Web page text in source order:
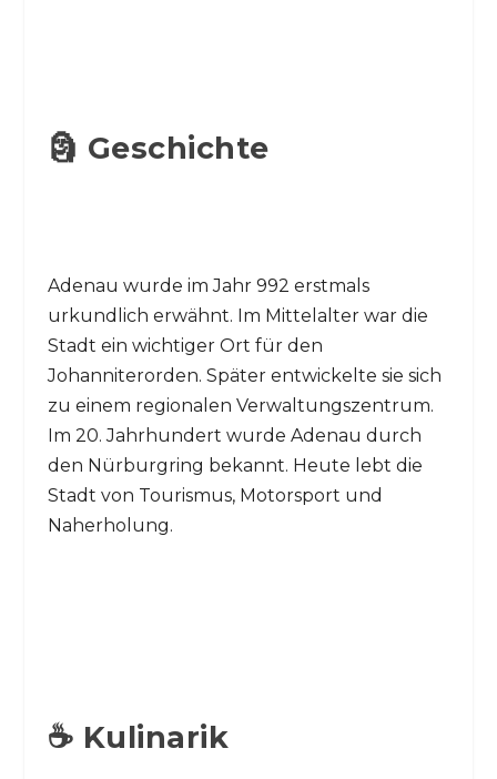
🗿 Geschichte
Adenau wurde im Jahr 992 erstmals
urkundlich erwähnt. Im Mittelalter war die
Stadt ein wichtiger Ort für den
Johanniterorden. Später entwickelte sie sich
zu einem regionalen Verwaltungszentrum.
Im 20. Jahrhundert wurde Adenau durch
den Nürburgring bekannt. Heute lebt die
Stadt von Tourismus, Motorsport und
Naherholung.
☕ Kulinarik